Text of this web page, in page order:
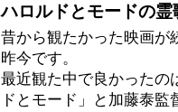
ハロルドとモードの霊
昔から観たかった映画が
昨今です。
最近観た中で良かったの
ドとモード」と加藤泰